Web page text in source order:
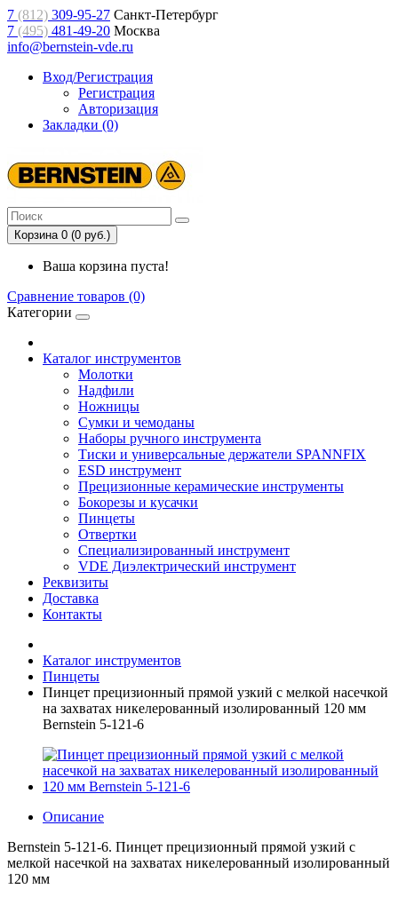
7 (812) 309-95-27 Санкт-Петербург
7 (495) 481-49-20 Москва
info@bernstein-vde.ru
Вход/Регистрация
Регистрация
Авторизация
Закладки (0)
Корзина 0 (0 руб.)
Ваша корзина пуста!
Сравнение товаров (0)
Категории
Каталог инструментов
Молотки
Надфили
Ножницы
Сумки и чемоданы
Наборы ручного инструмента
Тиски и универсальные держатели SPANNFIX
ESD инструмент
Прецизионные керамические инструменты
Бокорезы и кусачки
Пинцеты
Отвертки
Специализированный инструмент
VDE Диэлектрический инструмент
Реквизиты
Доставка
Контакты
Каталог инструментов
Пинцеты
Пинцет прецизионный прямой узкий с мелкой насечкой
на захватах никелерованный изолированный 120 мм
Bernstein 5-121-6
Описание
Bernstein 5-121-6. Пинцет прецизионный прямой узкий с
мелкой насечкой на захватах никелерованный изолированный
120 мм